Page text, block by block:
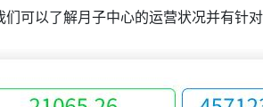
可以了解月子中心的运营状况并有针